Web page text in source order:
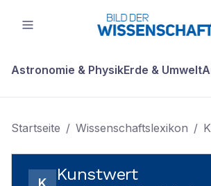
Astronomie & PhysikErde & Umwelt
Startseite / Wissenschaftslexikon / K
K Kunstwert